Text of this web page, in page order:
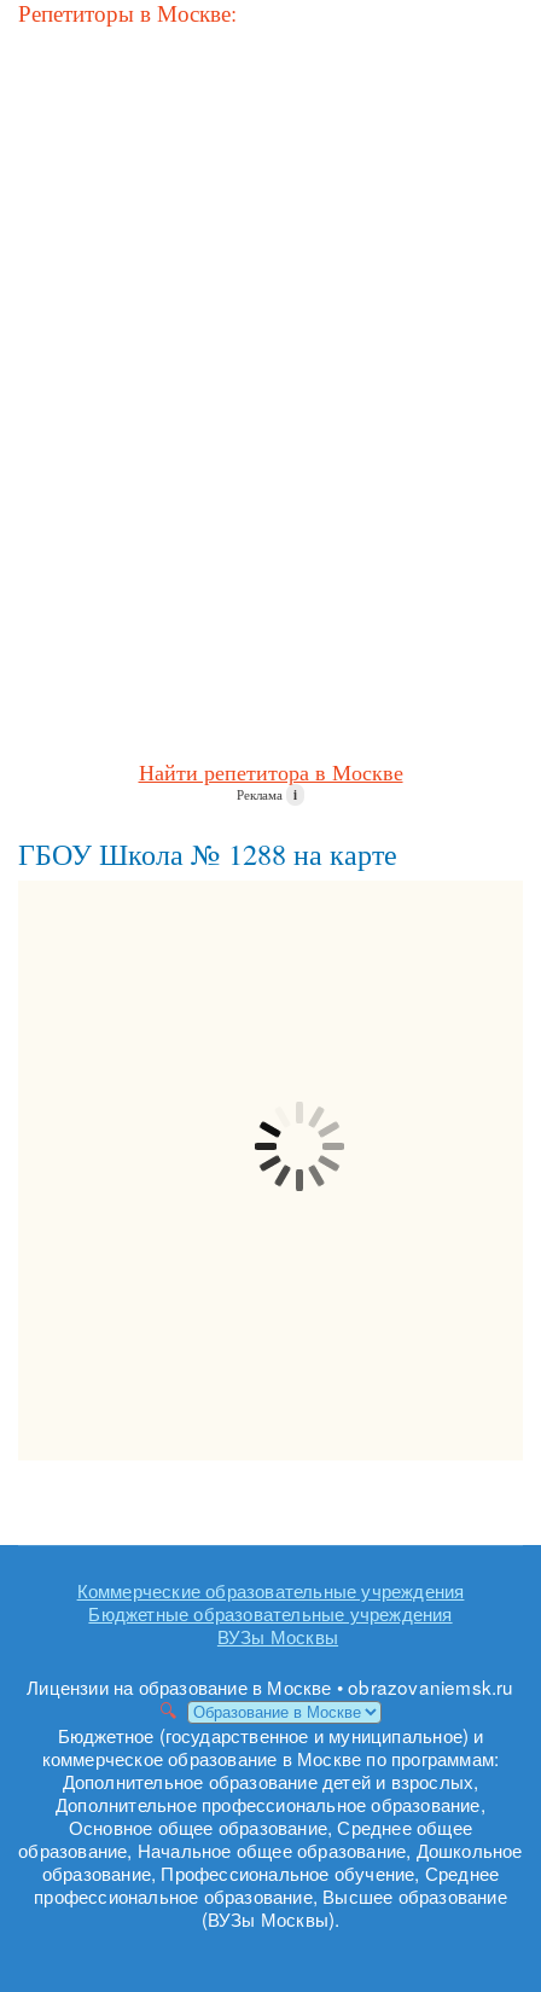
Репетиторы в Москве:
Найти репетитора в Москве
Реклама i
ГБОУ Школа № 1288 на карте
Коммерческие образовательные учреждения
Бюджетные образовательные учреждения
ВУЗы Москвы
Лицензии на образование в Москве • obrazovaniemsk.ru
Бюджетное (государственное и муниципальное) и
коммерческое образование в Москве по программам:
Дополнительное образование детей и взрослых,
Дополнительное профессиональное образование,
Основное общее образование, Среднее общее
образование, Начальное общее образование, Дошкольное
образование, Профессиональное обучение, Среднее
профессиональное образование, Высшее образование
(ВУЗы Москвы).